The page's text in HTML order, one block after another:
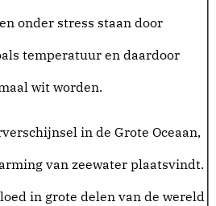
onder stress staan door
temperatuur en daardoor
wit worden.
in de Grote Oceaan,
van zeewater plaatsvindt.
in grote delen van de wereld